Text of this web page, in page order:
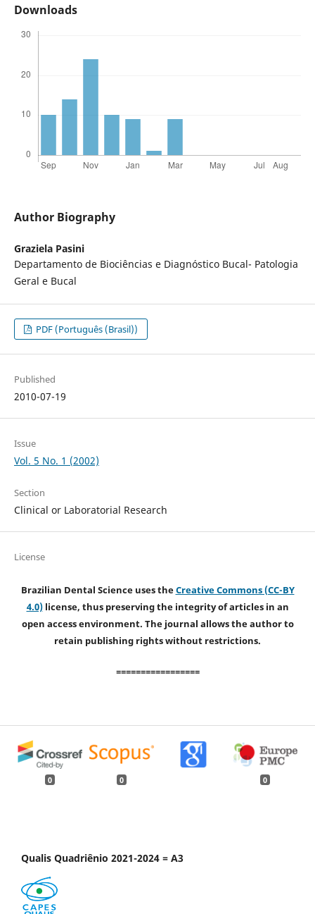
Downloads
Author Biography
Graziela Pasini
Departamento de Biociências e Diagnóstico Bucal- Patologia
Geral e Bucal
PDF (Português (Brasil))
Published
2010-07-19
Issue
Vol. 5 No. 1 (2002)
Section
Clinical or Laboratorial Research
License
Brazilian Dental Science uses theCreative Commons (CC-BY
4.0)license, thus preserving the integrity of articles in an
open access environment. The journal allows the author to
retain publishing rights without restrictions.
=================
0 0 0
Qualis Quadriênio 2021-2024 = A3